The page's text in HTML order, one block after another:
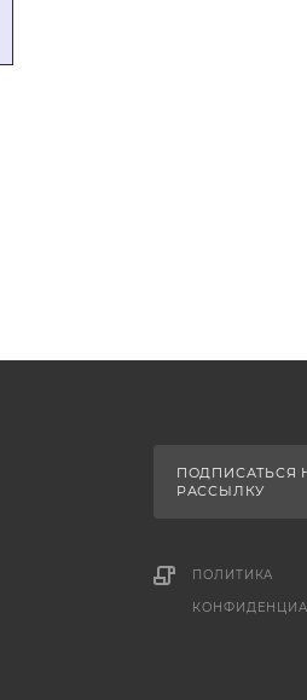
ПОДПИСАТЬСЯ
РАССЫЛКУ
ПОЛИТИКА